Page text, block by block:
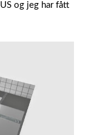
og jeg har fått